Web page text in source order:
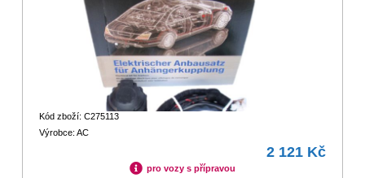
Kód zboží: C275113
Výrobce: AC
2 121 Kč
pro vozy s přípravou